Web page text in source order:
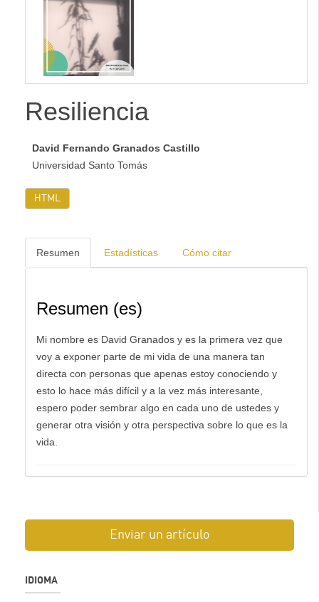
Resiliencia
David Fernando Granados Castillo
Universidad Santo Tomás
HTML
Resumen Estadísticas Cómo citar
Resumen (es)
Mi nombre es David Granados y es la primera vez que
voy a exponer parte de mi vida de una manera tan
directa con personas que apenas estoy conociendo y
esto lo hace más difícil y a la vez más interesante,
espero poder sembrar algo en cada uno de ustedes y
generar otra visión y otra perspectiva sobre lo que es la
vida.
Enviar un artículo
IDIOMA